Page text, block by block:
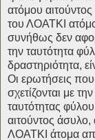
ατόμου
του ΛΟΑΤΚΙ
συνήθως δεν
την ταυτότητα
δραστηριότητα,
Οι ερωτήσεις
σχετίζονται με
ταυτότητας
αιτούντος άσυλο,
ΛΟΑΤΚΙ άτομα